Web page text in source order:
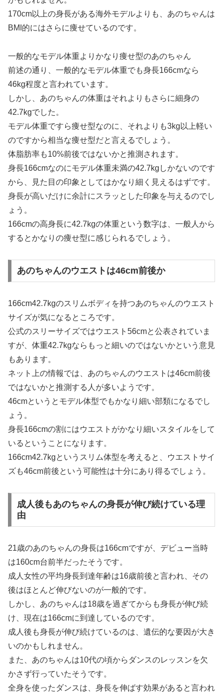
170cm以上の身長がある海外モデルよりも、あのちゃんは
BMI的にはさらに痩せているのです。
一般的なモデル体重よりかなり痩せ型のあのちゃん
前述の通り、一般的なモデル体重でも身長166cmなら
46kg程度と言われています。
しかし、あのちゃんの体重はそれよりもさらに細身の
42.7kgでした。
モデル体重ですら痩せ型なのに、それよりも3kg以上軽い
のですから相当な痩せ型だと言えるでしょう。
体脂肪率も10%前後ではないかと推測されます。
身長166cmなのにモデル体重未満の42.7kgしかないのです
から、見た目の印象としてはかなり細く見えるはずです。
身長が高いだけに余計にスラッとした印象を与えるのでし
ょう。
166cmの高身長に42.7kgの体重という数字は、一般人から
するとかなりの痩せ型に感じられるでしょう。
あのちゃんのウエストは46cm前後か
166cm42.7kgのスリムボディを持つあのちゃんのウエスト
サイズが気になるところです。
公式のスリーサイズではウエスト56cmと公表されていま
すが、体重42.7kgならもっと細いのではないかという意見
もあります。
ネット上の情報では、あのちゃんのウエストは46cm前後
ではないかと推測する人が多いようです。
46cmというとモデル体型でもかなり細い部類になるでし
ょう。
身長166cmの割にはウエストがかなり細いスタイルをして
いるということになります。
166cm42.7kgというスリム体型を考えると、ウエストサイ
ズも46cm前後という可能性は十分にあり得るでしょう。
成人後もあのちゃんの身長が伸び続けている理
由
21歳のあのちゃんの身長は166cmですが、デビュー当時
は160cm台前半だったそうです。
成人女性の平均身長到達年齢は16歳前後と言われ、その
後はほとんど伸びないのが一般的です。
しかし、あのちゃんは18歳を過ぎてからも身長が伸び続
け、現在は166cmに到達しているのです。
成人後も身長が伸び続けているのは、遺伝的な要因が大き
いのかもしれません。
また、あのちゃんは10代の頃からダンスのレッスンを欠
かさず行っていたそうです。
全身を使ったダンスは、身長を伸ばす効果があると言われ